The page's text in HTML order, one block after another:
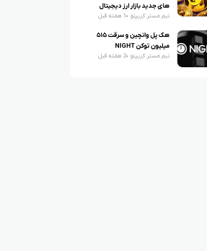
های جدید بازار ارز دیجیتال
تیم مستر کریپتو 1 هفته قبل
هک پل وانچین و سرقت ۵۱۵
میلیون توکن NIGHT
تیم مستر کریپتو 2 هفته قبل